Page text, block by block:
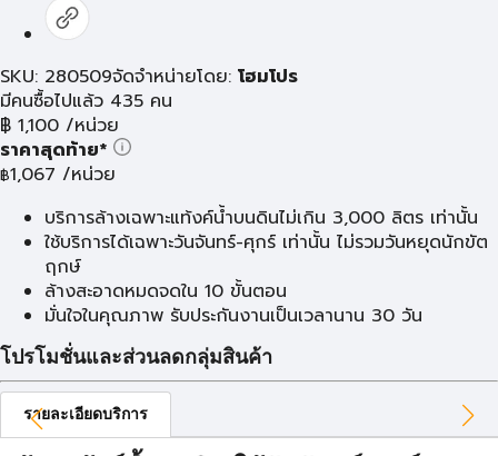
SKU: 280509จัดจำหน่ายโดย: โฮมโปร
มีคนซื้อไปแล้ว 435 คน
฿ 1,100 /หน่วย
ราคาสุดท้าย*
฿1,067 /หน่วย
บริการล้างเฉพาะแท้งค์น้ำบนดินไม่เกิน 3,000 ลิตร เท่านั้น
ใช้บริการได้เฉพาะวันจันทร์-ศุกร์ เท่านั้น ไม่รวมวันหยุดนักขัต
ฤกษ์
ล้างสะอาดหมดจดใน 10 ขั้นตอน
มั่นใจในคุณภาพ รับประกันงานเป็นเวลานาน 30 วัน
โปรโมชั่นและส่วนลดกลุ่มสินค้า
รายละเอียดบริการ